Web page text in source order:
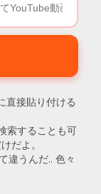
直接貼り付ける
索することも可
だよ。
違うんだ.. 色々